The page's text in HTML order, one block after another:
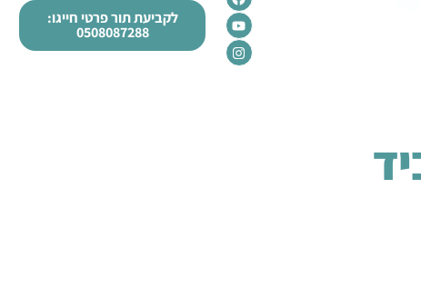
לקביעת תור פרטי חייגו:
0508087288